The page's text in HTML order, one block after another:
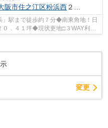
阪市住之江区粉浜西２丁目
」駅まで徒歩約７分◆南東角地！日
．４１坪◆現状更地□３WAY利用
変更